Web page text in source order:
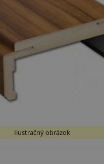
Ilustračný obrázok